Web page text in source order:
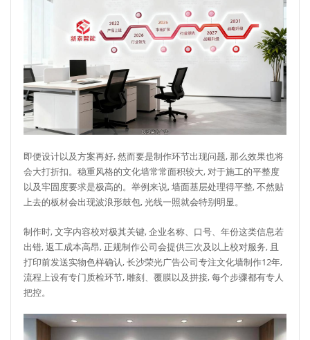
即便设计以及方案再好, 然而要是制作环节出现问题, 那么效果也将
会大打折扣。稳重风格的文化墙常常面积较大, 对于施工的平整度
以及牢固度要求是极高的。举例来说, 墙面基层处理得平整, 不然贴
上去的板材会出现波浪形鼓包, 光线一照就会特别明显。
制作时, 文字内容校对极其关键, 企业名称、口号、年份这类信息若
出错, 返工成本高昂, 正规制作公司会提供三次及以上校对服务, 且
打印前发送实物色样确认, 长沙荣光广告公司专注文化墙制作12年,
流程上设有专门质检环节, 雕刻、覆膜以及拼接, 每个步骤都有专人
把控。